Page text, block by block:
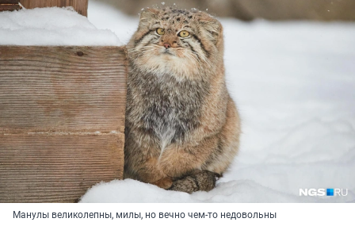
Манулы великолепны, милы, но вечно чем-то недовольны